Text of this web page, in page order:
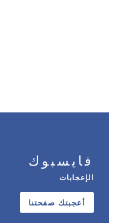
فايسبوك
الإعجابات
أعجبتك صفحتنا